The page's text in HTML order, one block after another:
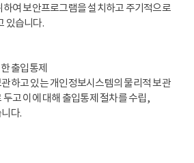
하여 보안프로그램을 설치하고 주기적으로
있습니다.
출입통제
하고 있는 개인정보시스템의 물리적 보관
두고 이에 대해 출입통제 절차를 수립,
다.